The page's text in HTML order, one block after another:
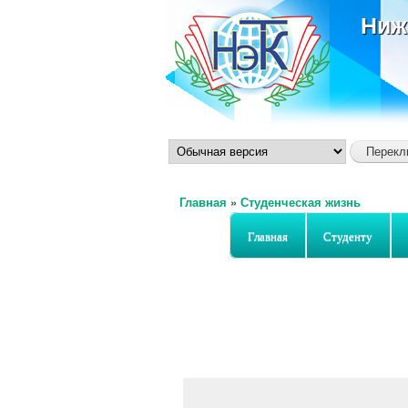
Главная » Студенческая жизнь
Главная Студенту